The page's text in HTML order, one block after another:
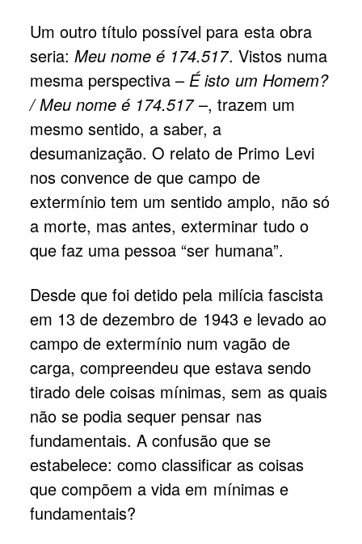
Um outro título possível para esta obra
seria:Meu nome é 174.517. Vistos numa
mesma perspectiva –É isto um Homem?
/ Meu nome é 174.517–, trazem um
mesmo sentido, a saber, a
desumanização. O relato de Primo Levi
nos convence de que campo de
extermínio tem um sentido amplo, não só
a morte, mas antes, exterminar tudo o
que faz uma pessoa “ser humana”.
Desde que foi detido pela milícia fascista
em 13 de dezembro de 1943 e levado ao
campo de extermínio num vagão de
carga, compreendeu que estava sendo
tirado dele coisas mínimas, sem as quais
não se podia sequer pensar nas
fundamentais. A confusão que se
estabelece: como classificar as coisas
que compõem a vida em mínimas e
fundamentais?